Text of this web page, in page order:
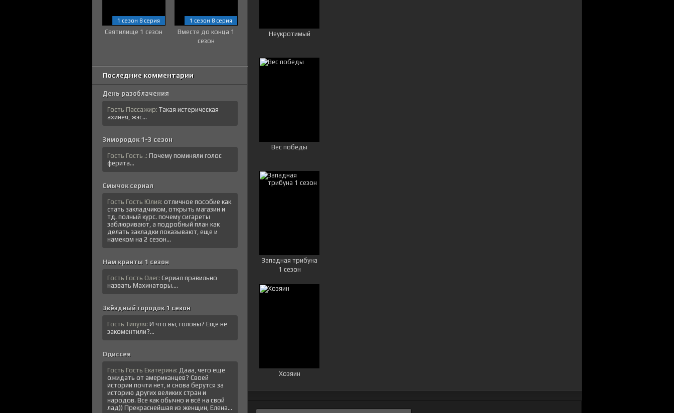
Неукротимый
Вес победы
Западная трибуна
1 сезон
Хозяин
Святилище 1 сезон
1 сезон 8 серия
Вместе до конца 1
сезон
1 сезон 8 серия
Последние комментарии
День разоблачения
Гость Пассажир: Такая истерическая
ахинея, жэс...
Зимородок 1-3 сезон
Гость Гость .: Почему поминяли голос
ферита...
Смычок сериал
Гость Гость Юлия: отличное пособие как
стать закладчиком, открыть магазин и
тд. полный курс. почему сигареты
заблюривают, а подробный план как
делать закладки показывают, еще и
намеком на 2 сезон...
Нам кранты 1 сезон
Гость Гость Олег: Сериал правильно
назвать Махинаторы....
Звёздный городок 1 сезон
Гость Типуля: И что вы, головы? Еще не
закоментили?...
Одиссея
Гость Гость Екатерина: Дааа, чего еще
ожидать от американцев? Своей
истории почти нет, и снова берутся за
историю других великих стран и
народов. Все как обычно и всё на свой
лад)) Прекраснейшая из женщин, Елена...